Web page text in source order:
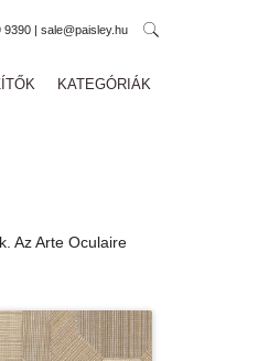
| sale@paisley.hu
KATEGÓRIÁK
Az Arte Oculaire